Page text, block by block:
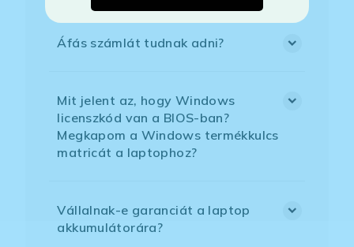
Áfás számlát tudnak adni?
Mit jelent az, hogy Windows
licenszkód van a BIOS-ban?
Megkapom a Windows termékkulcs
matricát a laptophoz?
Vállalnak-e garanciát a laptop
akkumulátorára?